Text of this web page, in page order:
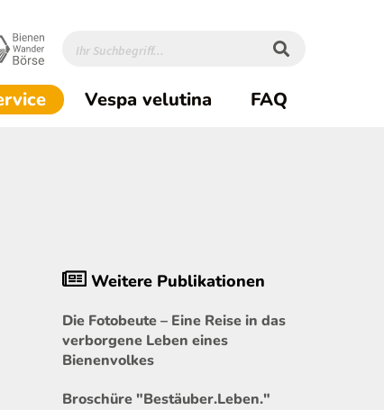
(current)1
Vespa velutina FAQ
Weitere Publikationen
Die Fotobeute – Eine Reise in das
verborgene Leben eines
Bienenvolkes
Broschüre "Bestäuber.Leben."